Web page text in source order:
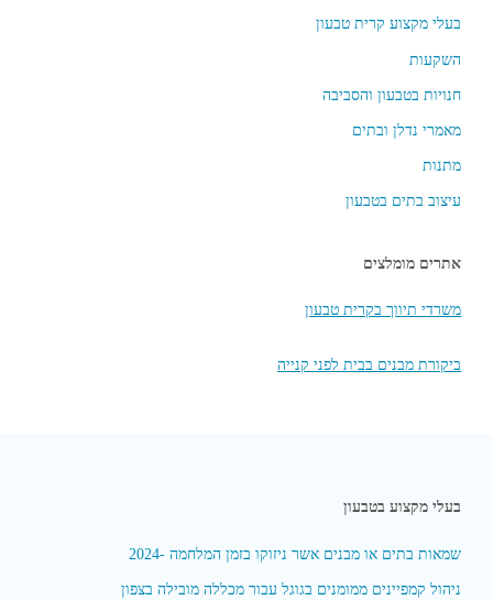
בעלי מקצוע קרית טבעון
השקעות
חנויות בטבעון והסביבה
מאמרי נדלן ובתים
מתנות
עיצוב בתים בטבעון
אתרים מומלצים
משרדי תיווך בקרית טבעון
ביקורת מבנים בבית לפני קנייה
בעלי מקצוע בטבעון
שמאות בתים או מבנים אשר ניזוקו בזמן המלחמה -2024
ניהול קמפיינים ממומנים בגוגל עבור מכללה מובילה בצפון